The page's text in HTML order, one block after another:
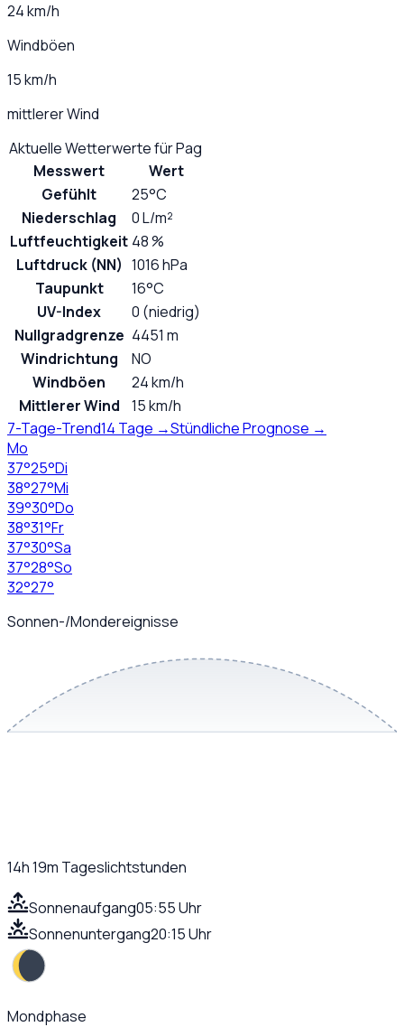
24 km/h
Windböen
15 km/h
mittlerer Wind
Aktuelle Wetterwerte fürPag
Messwert
Wert
Gefühlt
25°C
Niederschlag
0 L/m²
Luftfeuchtigkeit 48 %
Luftdruck (NN) 1016 hPa
Taupunkt
16°C
UV-Index
0 (niedrig)
Nullgradgrenze 4451 m
Windrichtung
NO
Windböen
24 km/h
Mittlerer Wind
15 km/h
7-Tage-Trend14 Tage →Stündliche Prognose →
Mo
37°25°Di
38°27°Mi
39°30°Do
38°31°Fr
37°30°Sa
37°28°So
32°27°
Sonnen-/Mondereignisse
14h 19m Tageslichtstunden
Sonnenaufgang05:55 Uhr
Sonnenuntergang20:15 Uhr
Mondphase